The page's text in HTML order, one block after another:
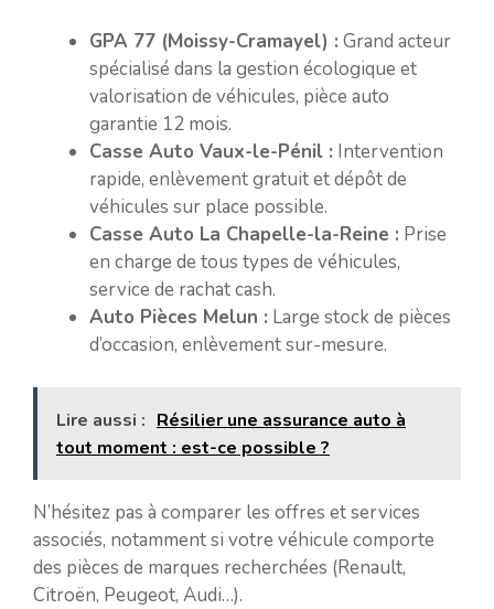
GPA 77 (Moissy-Cramayel) : Grand acteur
spécialisé dans la gestion écologique et
valorisation de véhicules, pièce auto
garantie 12 mois.
Casse Auto Vaux-le-Pénil : Intervention
rapide, enlèvement gratuit et dépôt de
véhicules sur place possible.
Casse Auto La Chapelle-la-Reine : Prise
en charge de tous types de véhicules,
service de rachat cash.
Auto Pièces Melun : Large stock de pièces
d’occasion, enlèvement sur-mesure.
Lire aussi : Résilier une assurance auto à
tout moment : est-ce possible ?
N’hésitez pas à comparer les offres et services
associés, notamment si votre véhicule comporte
des pièces de marques recherchées (Renault,
Citroën, Peugeot, Audi…).